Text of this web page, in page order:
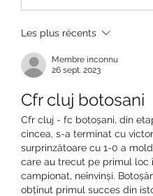
Les plus récents
Membre inconnu
26 sept. 2023
Cfr cluj botosani
Cfr cluj - fc botoșani, din
cincea, s-a terminat cu
surprinzătoare cu 1-0 a
care au trecut pe primul loc
campionat, neînvinși.
obținut primul succes din